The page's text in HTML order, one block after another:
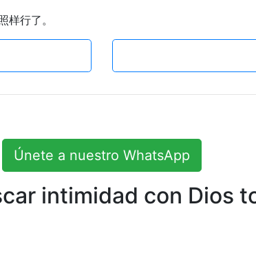
行了。
Únete a nuestro WhatsApp
intimidad con Dios